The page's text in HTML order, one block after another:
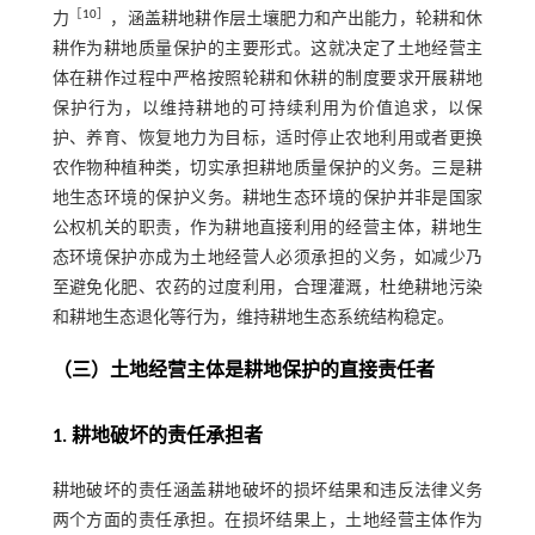
力 10
，涵盖耕地耕作层土壤肥力和产出能力，轮耕和休
耕作为耕地质量保护的主要形式。这就决定了土地经营主
体在耕作过程中严格按照轮耕和休耕的制度要求开展耕地
保护行为，以维持耕地的可持续利用为价值追求，以保
护、养育、恢复地力为目标，适时停止农地利用或者更换
农作物种植种类，切实承担耕地质量保护的义务。三是耕
地生态环境的保护义务。耕地生态环境的保护并非是国家
公权机关的职责，作为耕地直接利用的经营主体，耕地生
态环境保护亦成为土地经营人必须承担的义务，如减少乃
至避免化肥、农药的过度利用，合理灌溉，杜绝耕地污染
和耕地生态退化等行为，维持耕地生态系统结构稳定。
（三）土地经营主体是耕地保护的直接责任者
1. 耕地破坏的责任承担者
耕地破坏的责任涵盖耕地破坏的损坏结果和违反法律义务
两个方面的责任承担。在损坏结果上，土地经营主体作为